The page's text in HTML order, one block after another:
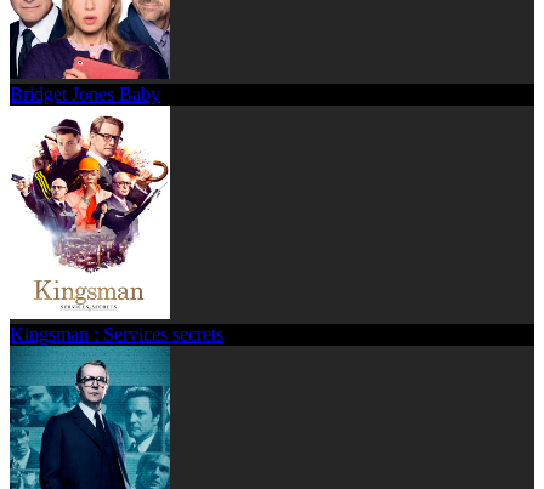
Bridget Jones Baby
Kingsman : Services secrets